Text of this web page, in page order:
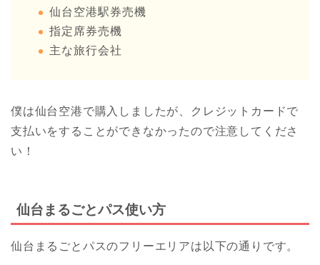
仙台空港駅券売機
指定席券売機
主な旅行会社
僕は仙台空港で購入しましたが、クレジットカードで
支払いをすることができなかったので注意してくださ
い！
仙台まるごとパス使い方
仙台まるごとパスのフリーエリアは以下の通りです。